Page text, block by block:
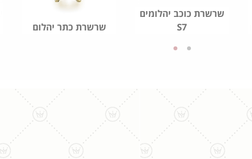
שרשרת כתר יהלום
שרשרת כוכב יהלומים
S7